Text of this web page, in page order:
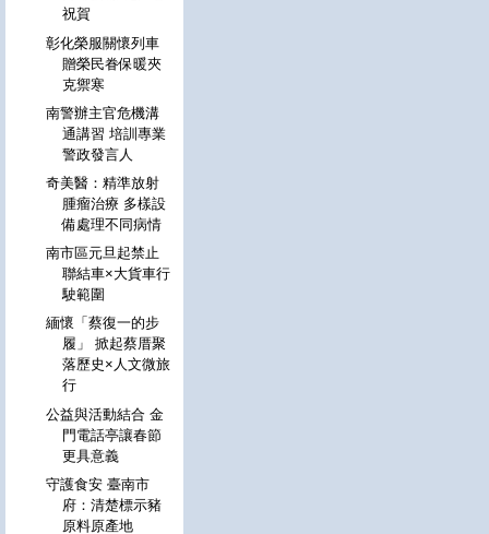
祝賀
彰化榮服關懷列車
贈榮民眷保暖夾
克禦寒
南警辦主官危機溝
通講習 培訓專業
警政發言人
奇美醫：精準放射
腫瘤治療 多樣設
備處理不同病情
南市區元旦起禁止
聯結車×大貨車行
駛範圍
緬懷「蔡復一的步
履」 掀起蔡厝聚
落歷史×人文微旅
行
公益與活動結合 金
門電話亭讓春節
更具意義
守護食安 臺南市
府：清楚標示豬
原料原產地